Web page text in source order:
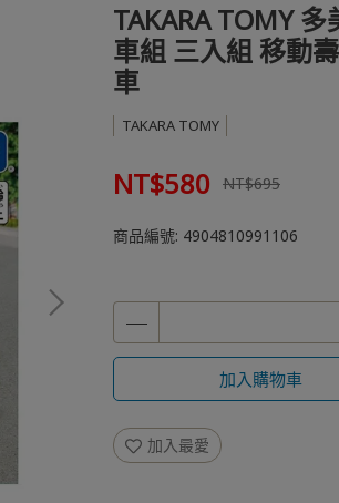
TAKARA TOMY
車組 三入組 移動
車
TAKARA TOMY
NT$580 NT$695
商品編號: 4904810991106
加入購物車
加入最愛